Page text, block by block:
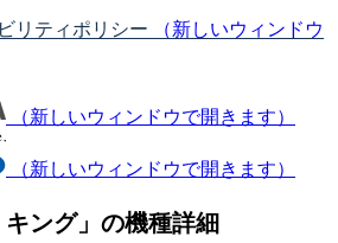
リティポリシー
（新しいウィンドウ
（新しいウィンドウで開きます）
（新しいウィンドウで開きます）
キング」の機種詳細